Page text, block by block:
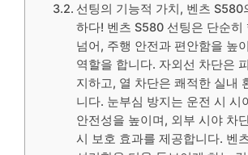
선팅의 기능적 가치, 벤츠 S580
하다! 벤츠 S580 선팅은 단순히
넘어, 주행 안전과 편안함을 높
역할을 합니다. 자외선 차단은
지하고, 열 차단은 쾌적한 실내
니다. 눈부심 방지는 운전 시 시
안전성을 높이며, 외부 시야 차
시 보호 효과를 제공합니다. 벤